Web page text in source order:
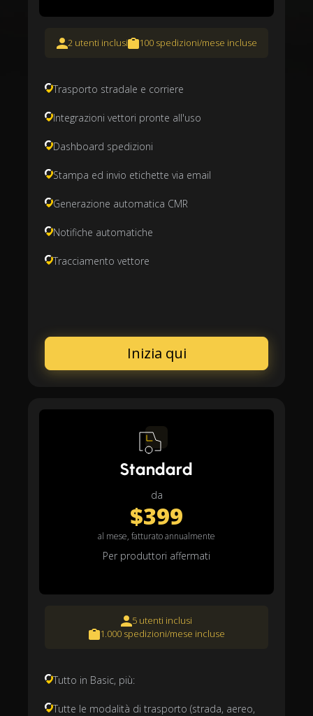
2 utenti inclusi 100 spedizioni/mese incluse
Trasporto stradale e corriere
Integrazioni vettori pronte all'uso
Dashboard spedizioni
Stampa ed invio etichette via email
Generazione automatica CMR
Notifiche automatiche
Tracciamento vettore
Inizia qui
Standard
da
$399
al mese, fatturato annualmente
Per produttori affermati
5 utenti inclusi
1.000 spedizioni/mese incluse
Tutto in Basic, più:
Tutte le modalità di trasporto (strada, aereo,